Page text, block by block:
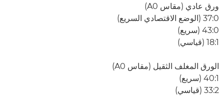
ورق عادي (مقاس A0)
0:‏37 (الوضع الاقتصادي السريع)
0:‏43 (سريع)
1:‏18 (قياسي)
الورق المغلف الثقيل (مقاس A0)
1:‏40 (سريع)
2:‏33 (قياسي)